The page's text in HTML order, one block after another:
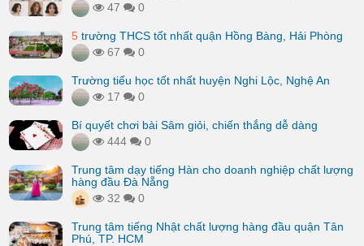
47
0
5 trường THCS tốt nhất quận Hồng Bàng, Hải Phòng
67
0
Trường tiểu học tốt nhất huyện Nghi Lộc, Nghệ An
17
0
Bí quyết chơi bài Sâm giỏi, chiến thắng dễ dàng
444
0
Trung tâm dạy tiếng Hàn cho doanh nghiệp chất lượng
hàng đầu Đà Nẵng
32
0
Trung tâm tiếng Nhật chất lượng hàng đầu quận Tân
Phú, TP. HCM